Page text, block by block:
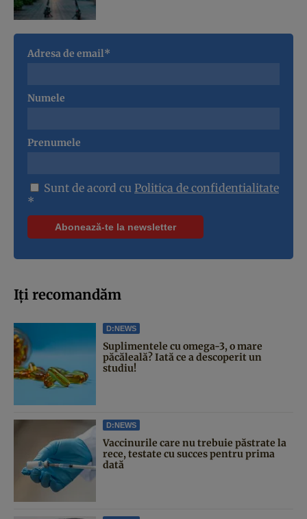
Adresa de email*
Numele
Prenumele
Sunt de acord cu Politica de confidentialitate
*
Iți recomandăm
D:NEWS
Suplimentele cu omega-3, o mare
păcăleală? Iată ce a descoperit un
studiu!
D:NEWS
Vaccinurile care nu trebuie păstrate la
rece, testate cu succes pentru prima
dată